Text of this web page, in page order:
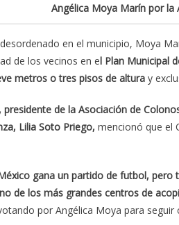
Angélica Moya Marín por la
en el municipio, Moya
de los vecinos en el Plan Municipal
metros o tres pisos de altura y
presidente de la Asociación de
Lilia Soto Priego, mencionó que el
gana un partido de futbol,
de los más grandes centros de
por Angélica Moya para seguir